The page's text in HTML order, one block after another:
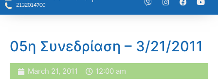
2132014700
05η Συνεδρίαση – 3/21/2011
March 21, 2011 12:00 am